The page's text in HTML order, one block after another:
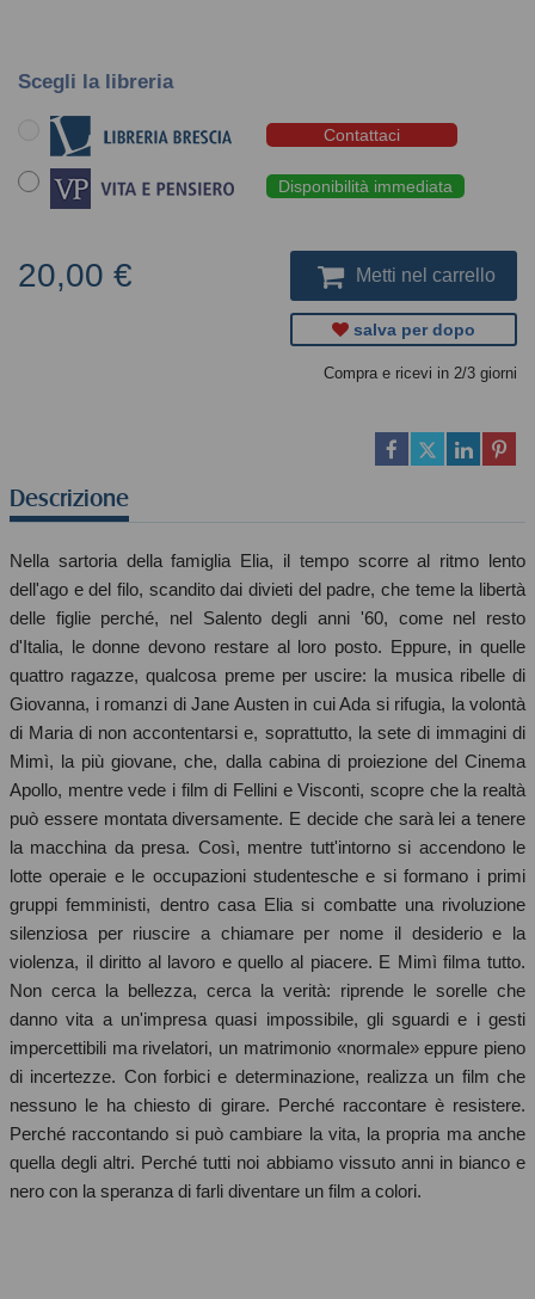
Scegli la libreria
Contattaci
Disponibilità immediata
20,00 € Metti nel carrello
salva per dopo
Compra e ricevi in 2/3 giorni
Descrizione
Nella sartoria della famiglia Elia, il tempo scorre al ritmo lento
dell'ago e del filo, scandito dai divieti del padre, che teme la libertà
delle figlie perché, nel Salento degli anni '60, come nel resto
d'Italia, le donne devono restare al loro posto. Eppure, in quelle
quattro ragazze, qualcosa preme per uscire: la musica ribelle di
Giovanna, i romanzi di Jane Austen in cui Ada si rifugia, la volontà
di Maria di non accontentarsi e, soprattutto, la sete di immagini di
Mimì, la più giovane, che, dalla cabina di proiezione del Cinema
Apollo, mentre vede i film di Fellini e Visconti, scopre che la realtà
può essere montata diversamente. E decide che sarà lei a tenere
la macchina da presa. Così, mentre tutt'intorno si accendono le
lotte operaie e le occupazioni studentesche e si formano i primi
gruppi femministi, dentro casa Elia si combatte una rivoluzione
silenziosa per riuscire a chiamare per nome il desiderio e la
violenza, il diritto al lavoro e quello al piacere. E Mimì filma tutto.
Non cerca la bellezza, cerca la verità: riprende le sorelle che
danno vita a un'impresa quasi impossibile, gli sguardi e i gesti
impercettibili ma rivelatori, un matrimonio «normale» eppure pieno
di incertezze. Con forbici e determinazione, realizza un film che
nessuno le ha chiesto di girare. Perché raccontare è resistere.
Perché raccontando si può cambiare la vita, la propria ma anche
quella degli altri. Perché tutti noi abbiamo vissuto anni in bianco e
nero con la speranza di farli diventare un film a colori.